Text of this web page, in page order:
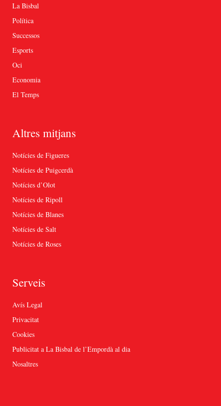
La Bisbal
Política
Successos
Esports
Oci
Economia
El Temps
Altres mitjans
Notícies de Figueres
Notícies de Puigcerdà
Notícies d’Olot
Notícies de Ripoll
Notícies de Blanes
Notícies de Salt
Notícies de Roses
Serveis
Avís Legal
Privacitat
Cookies
Publicitat a La Bisbal de l’Empordà al dia
Nosaltres